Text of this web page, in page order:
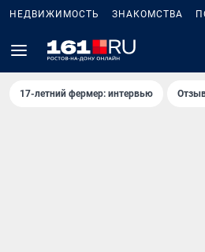
НЕДВИЖИМОСТЬ ЗНАКОМСТВА
17-летний фермер: интервью